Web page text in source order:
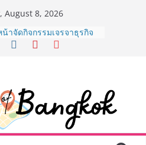
August 8, 2026
FAH พันธมิตรทางธุรกิจ
20 ปี ต่อยอดเสิร์ฟความ
CONNECT 2026” ยก
ฑ์ท้องถิ่นสู่ตลาดเชิง
ยั่งยืน
จัดศึกคนดังสายเกม ไทย
ส์ ใน “Rise of the Tenth